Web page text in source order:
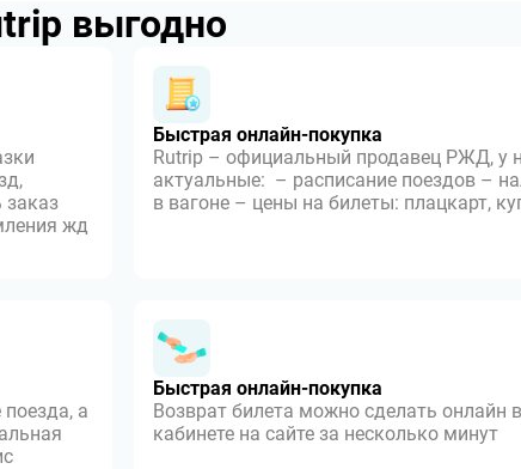
выгодно
заказ
жд
Быстрая онлайн-покупка
Rutrip – официальный продавец РЖД, у
актуальные: – расписание поездов –
в вагоне – цены на билеты: плацкарт,
а
Быстрая онлайн-покупка
Возврат билета можно сделать онлайн
кабинете на сайте за несколько минут